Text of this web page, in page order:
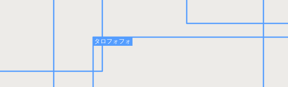
タロフォフォ